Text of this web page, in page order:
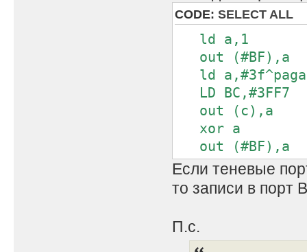
CODE: SELECT ALL
ld a,1
out (#BF),a
ld a,#3f^paga
LD BC,#3FF7
out (c),a
xor a
out (#BF),a
Если теневые
то записи в порт
П.с.